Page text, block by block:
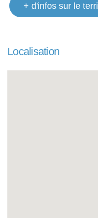
+ d'infos sur le
Localisation